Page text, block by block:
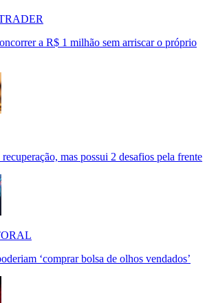
a R$ 1 milhão sem arriscar o próprio
mas possui 2 desafios pela frente
‘comprar bolsa de olhos vendados’